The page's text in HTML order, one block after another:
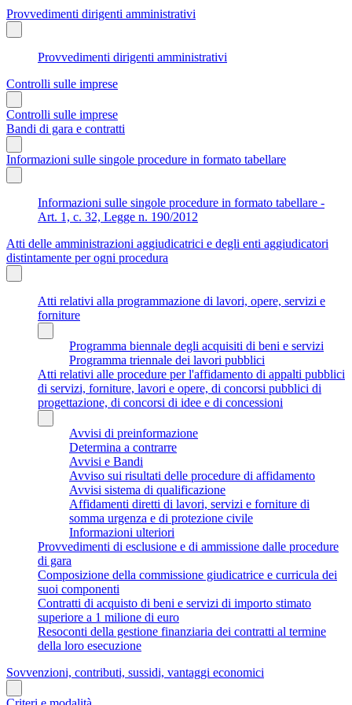
Provvedimenti dirigenti amministrativi
Provvedimenti dirigenti amministrativi
Controlli sulle imprese
Controlli sulle imprese
Bandi di gara e contratti
Informazioni sulle singole procedure in formato tabellare
Informazioni sulle singole procedure in formato tabellare -
Art. 1, c. 32, Legge n. 190/2012
Atti delle amministrazioni aggiudicatrici e degli enti aggiudicatori
distintamente per ogni procedura
Atti relativi alla programmazione di lavori, opere, servizi e
forniture
Programma biennale degli acquisiti di beni e servizi
Programma triennale dei lavori pubblici
Atti relativi alle procedure per l'affidamento di appalti pubblici
di servizi, forniture, lavori e opere, di concorsi pubblici di
progettazione, di concorsi di idee e di concessioni
Avvisi di preinformazione
Determina a contrarre
Avvisi e Bandi
Avviso sui risultati delle procedure di affidamento
Avvisi sistema di qualificazione
Affidamenti diretti di lavori, servizi e forniture di
somma urgenza e di protezione civile
Informazioni ulteriori
Provvedimenti di esclusione e di ammissione dalle procedure
di gara
Composizione della commissione giudicatrice e curricula dei
suoi componenti
Contratti di acquisto di beni e servizi di importo stimato
superiore a 1 milione di euro
Resoconti della gestione finanziaria dei contratti al termine
della loro esecuzione
Sovvenzioni, contributi, sussidi, vantaggi economici